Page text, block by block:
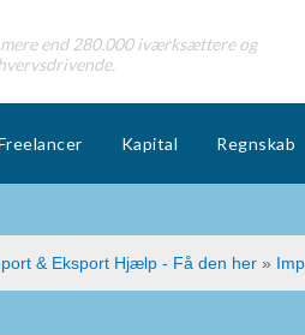
end 280.000 iværksættere og
Kapital Regnskab
& Eksport Hjælp - Få den her »